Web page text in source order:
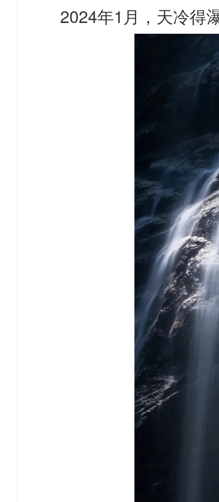
2024年1月， 天冷得